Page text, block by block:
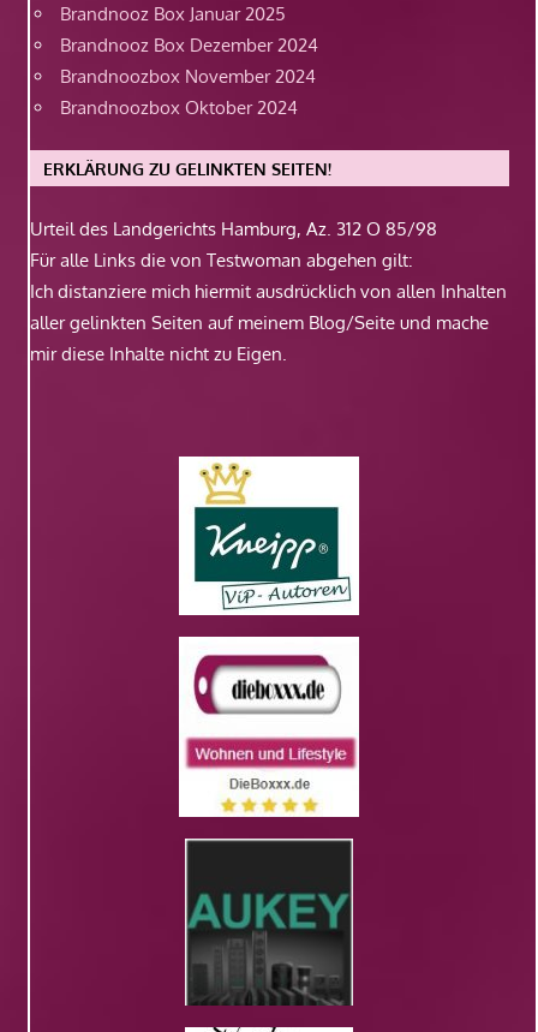
Brandnooz Box Januar 2025
Brandnooz Box Dezember 2024
Brandnoozbox November 2024
Brandnoozbox Oktober 2024
ERKLÄRUNG ZU GELINKTEN SEITEN!
Urteil des Landgerichts Hamburg, Az. 312 O 85/98
Für alle Links die von Testwoman abgehen gilt:
Ich distanziere mich hiermit ausdrücklich von allen Inhalten
aller gelinkten Seiten auf meinem Blog/Seite und mache
mir diese Inhalte nicht zu Eigen.